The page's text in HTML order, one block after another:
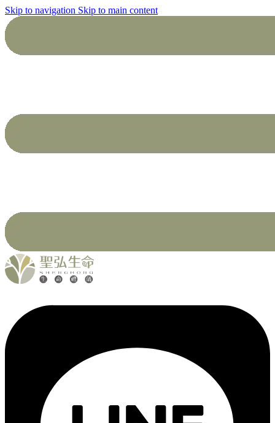
Skip to navigation Skip to main content